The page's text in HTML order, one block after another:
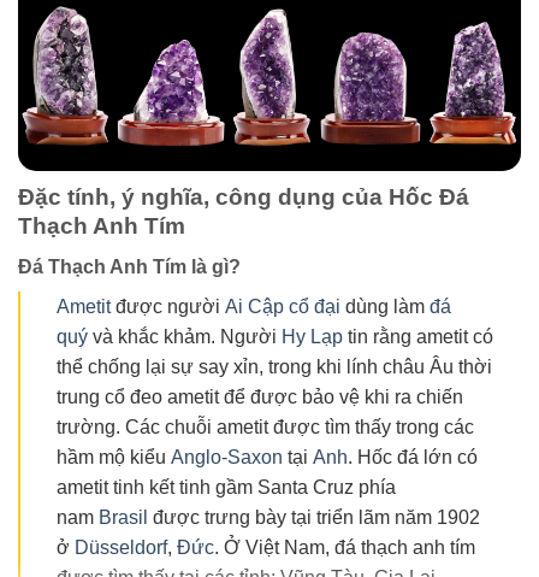
Đặc tính, ý nghĩa, công dụng của Hốc Đá
Thạch Anh Tím
Đá Thạch Anh Tím là gì?
Ametitđược người Ai Cập cổ đại dùng làm đá
quý và khắc khảm. Người Hy Lạp tin rằng ametit có
thể chống lại sự say xỉn, trong khi lính châu Âu thời
trung cổ đeo ametit để được bảo vệ khi ra chiến
trường. Các chuỗi ametit được tìm thấy trong các
hầm mộ kiểu Anglo-Saxon tại Anh. Hốc đá lớn có
ametit tinh kết tinh gầm Santa Cruz phía
nam Brasil được trưng bày tại triển lãm năm 1902
ở Düsseldorf, Đức. Ở Việt Nam, đá thạch anh tím